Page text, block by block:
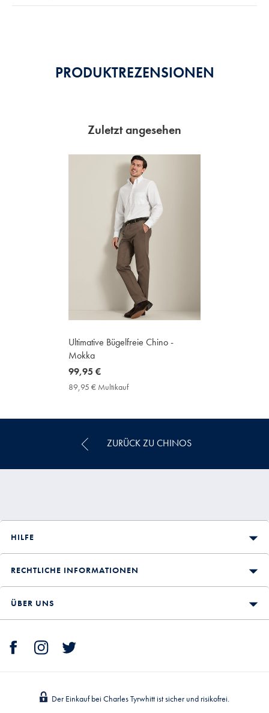
PRODUKTREZENSIONEN
Zuletzt angesehen
Ultimative Bügelfreie Chino -
Mokka
now
99,95
99,95 €
89,95 € Multikauf89,95
Price
ZURÜCK ZU CHINOS
HILFE
RECHTLICHE INFORMATIONEN
ÜBER UNS
Der Einkauf bei Charles Tyrwhitt ist sicher und risikofrei.